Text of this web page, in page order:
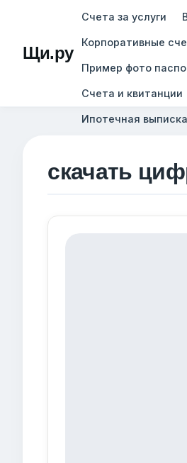
Щи.ру
Счета за услуги
Корпоративные
Пример фото
Счета и квитанции
Ипотечная выписка
скачать